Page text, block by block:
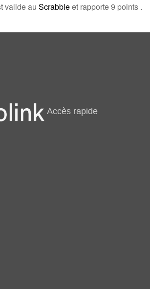
hiérarchiser
sémantique
étager
inscrivez-vous
valide au Scrabbleet rapporte 9 points .
Accès rapide